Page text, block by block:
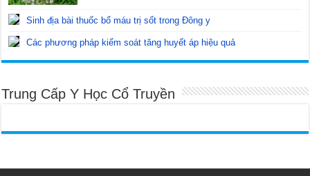
Sinh địa bài thuốc bổ máu trị sốt trong Đông y
Các phương pháp kiểm soát tăng huyết áp hiệu quả
Trung Cấp Y Học Cổ Truyền